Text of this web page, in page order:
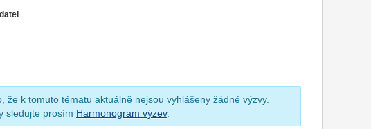
že k tomuto tématu aktuálně nejsou vyhlášeny žádné výzvy.
sledujte prosím Harmonogram výzev.